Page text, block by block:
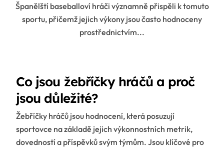
Španělští baseballoví hráči významně přispěli k tomuto
sportu, přičemž jejich výkony jsou často hodnoceny
prostřednictvím...
Co jsou žebříčky hráčů a proč
jsou důležité?
Žebříčky hráčů jsou hodnocení, která posuzují
sportovce na základě jejich výkonnostních metrik,
dovedností a příspěvků svým týmům. Jsou klíčové pro